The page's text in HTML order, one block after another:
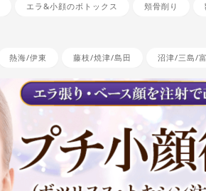
エラ&小顔のボトックス 頬骨削り
熱海/伊東 藤枝/焼津/島田 沼津/三島/